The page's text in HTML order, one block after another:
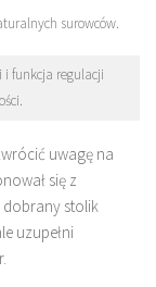
surowców.
i funkcja regulacji
uwagę na
się z
dobrany stolik
uzupełni